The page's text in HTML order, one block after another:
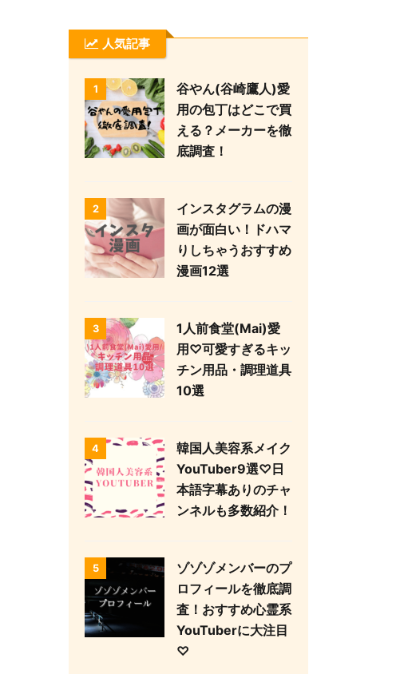
人気記事
1
谷やん(谷崎鷹人)愛
用の包丁はどこで買
える？メーカーを徹
底調査！
2
インスタグラムの漫
画が面白い！ドハマ
りしちゃうおすすめ
漫画12選
3
1人前食堂(Mai)愛
用♡可愛すぎるキッ
チン用品・調理道具
10選
4
韓国人美容系メイク
YouTuber9選♡日
本語字幕ありのチャ
ンネルも多数紹介！
5
ゾゾゾメンバーのプ
ロフィールを徹底調
査！おすすめ心霊系
YouTuberに大注目
♡